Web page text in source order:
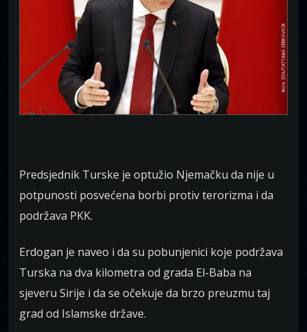
Predsjednik Turske je optužio Njemačku da nije u
potpunosti posvećena borbi protiv terorizma i da
podržava PKK.
Erdogan je naveo i da su pobunjenici koje podržava
Turska na dva kilometra od grada El-Baba na
sjeveru Sirije i da se očekuje da brzo preuzmu taj
grad od Islamske države.